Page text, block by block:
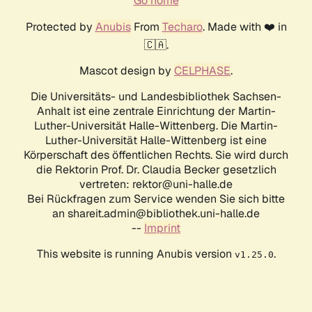
Protected by AnubisFrom Techaro. Made with ❤️ in
🇨🇦.
Mascot design by CELPHASE.
Die Universitäts- und Landesbibliothek Sachsen-
Anhalt ist eine zentrale Einrichtung der Martin-
Luther-Universität Halle-Wittenberg. Die Martin-
Luther-Universität Halle-Wittenberg ist eine
Körperschaft des öffentlichen Rechts. Sie wird durch
die Rektorin Prof. Dr. Claudia Becker gesetzlich
vertreten: rektor@uni-halle.de
Bei Rückfragen zum Service wenden Sie sich bitte
an shareit.admin@bibliothek.uni-halle.de
-- Imprint
This website is running Anubis version v1.25.0.